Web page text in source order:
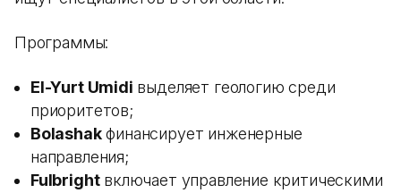
Программы:
El-Yurt Umidi выделяет геологию среди
приоритетов;
Bolashakфинансирует инженерные
направления;
Fulbrightвключает управление критическими